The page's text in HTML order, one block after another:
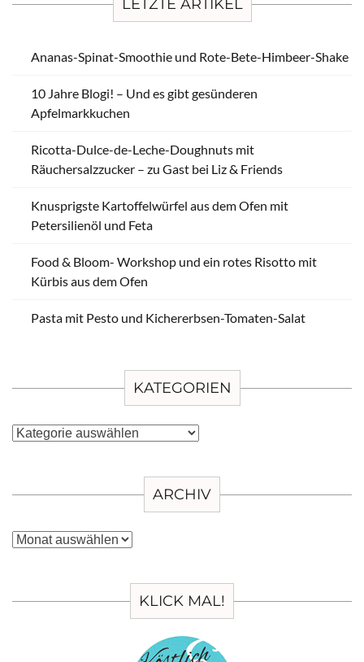
LETZTE ARTIKEL
Ananas-Spinat-Smoothie und Rote-Bete-Himbeer-Shake
10 Jahre Blogi! – Und es gibt gesünderen
Apfelmarkkuchen
Ricotta-Dulce-de-Leche-Doughnuts mit
Räuchersalzzucker – zu Gast bei Liz & Friends
Knusprigste Kartoffelwürfel aus dem Ofen mit
Petersilienöl und Feta
Food & Bloom- Workshop und ein rotes Risotto mit
Kürbis aus dem Ofen
Pasta mit Pesto und Kichererbsen-Tomaten-Salat
KATEGORIEN
Kategorien
ARCHIV
Archiv
KLICK MAL!